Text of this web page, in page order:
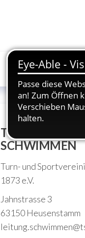
TSV
SCHWIMMEN
Turn- und
1873 e.V.
Jahnstrasse 3
63150 Heusenstamm